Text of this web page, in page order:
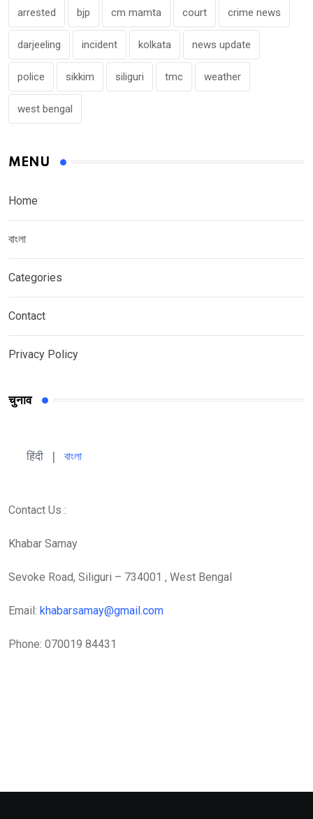
arrested bjp cm mamta court crime news
darjeeling incident kolkata news update
police sikkim siliguri tmc weather
west bengal
MENU
Home
বাংলা
Categories
Contact
Privacy Policy
चुनाव
हिंदी | বাংলা
Contact Us :
Khabar Samay
Sevoke Road, Siliguri – 734001 , West Bengal
Email: khabarsamay@gmail.com
Phone: 070019 84431